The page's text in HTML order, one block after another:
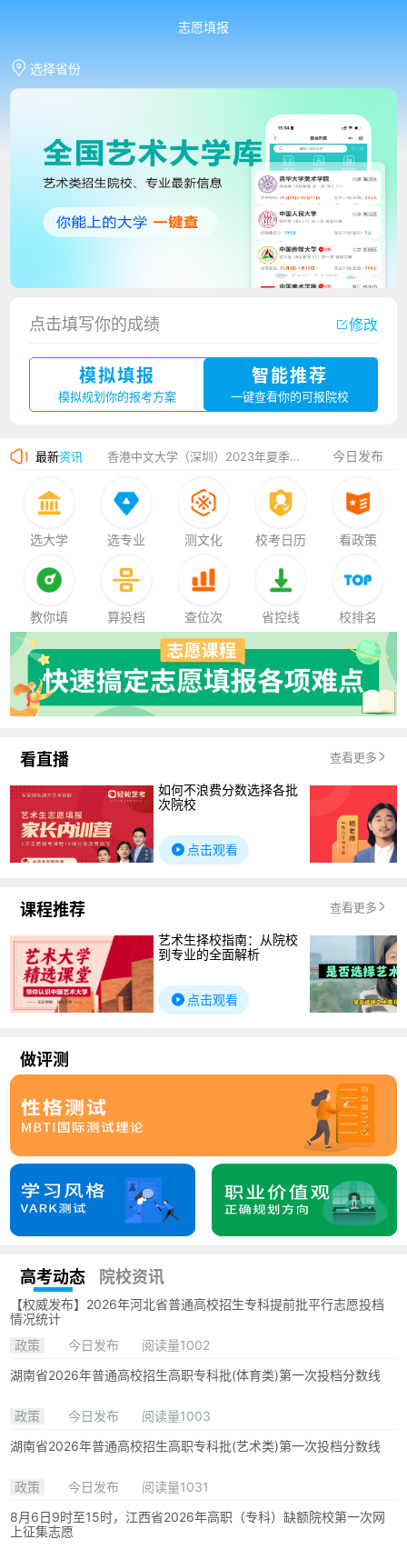
志愿填报
选择省份
点击填写你的成绩 修改
模拟填报
模拟规划你的报考方案
智能推荐
一键查看你的可报院校
最新资讯
广州华立科技职业学院2023年夏季高考招生简章
香港中文大学（深圳）2023年夏季高考招生简章
厦门大学嘉庚学院2023年艺术类招生简章
今日发布
选大学 选专业 测文化 校考日历 看政策
教你填 算投档 查位次 省控线 校排名
看直播 查看更多
如何不浪费分数选择各批
次院校
点击观看
课程推荐 查看更多
艺术生择校指南：从院校
到专业的全面解析
点击观看
做评测
高考动态 院校资讯
【权威发布】2026年河北省普通高校招生专科提前批平行志愿投档
情况统计
政策
今日发布
阅读量1002
湖南省2026年普通高校招生高职专科批(体育类)第一次投档分数线
政策 今日发布
阅读量1003
湖南省2026年普通高校招生高职专科批(艺术类)第一次投档分数线
政策 今日发布
阅读量1031
8月6日9时至15时，江西省2026年高职（专科）缺额院校第一次网
上征集志愿